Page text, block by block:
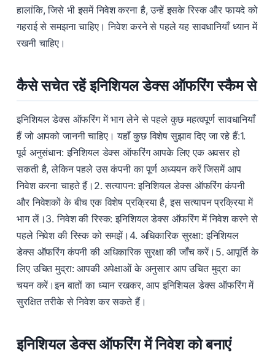
हालांकि, जिसे भी इसमें निवेश करना है, उन्हें इसके रिस्क और फायदे को
गहराई से समझना चाहिए। निवेश करने से पहले यह सावधानियाँ ध्यान में
रखनी चाहिए।
कैसे सचेत रहें इनिशियल डेक्स ऑफरिंग स्कैम से
इनिशियल डेक्स ऑफरिंग में भाग लेने से पहले कुछ महत्वपूर्ण सावधानियाँ
हैं जो आपको जाननी चाहिए। यहाँ कुछ विशेष सुझाव दिए जा रहे हैं:1.
पूर्व अनुसंधान: इनिशियल डेक्स ऑफरिंग आपके लिए एक अवसर हो
सकती है, लेकिन पहले उस कंपनी का पूर्ण अध्ययन करें जिसमें आप
निवेश करना चाहते हैं।2. सत्यापन: इनिशियल डेक्स ऑफरिंग कंपनी
और निवेशकों के बीच एक विशेष प्रक्रिया है, इस सत्यापन प्रक्रिया में
भाग लें।3. निवेश की रिस्क: इनिशियल डेक्स ऑफरिंग में निवेश करने से
पहले निवेश की रिस्क को समझें।4. अधिकारिक सुरक्षा: इनिशियल
डेक्स ऑफरिंग कंपनी की अधिकारिक सुरक्षा की जाँच करें।5. आपूर्ति के
लिए उचित मुद्रा: आपकी अपेक्षाओं के अनुसार आप उचित मुद्रा का
चयन करें।इन बातों का ध्यान रखकर, आप इनिशियल डेक्स ऑफरिंग में
सुरक्षित तरीके से निवेश कर सकते हैं।
इनिशियल डेक्स ऑफरिंग में निवेश को बनाएं